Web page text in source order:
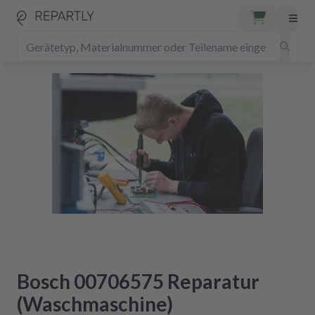
Bosch 00706575 Reparatur
(Waschmaschine)